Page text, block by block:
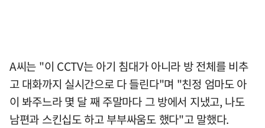
A씨는 "이 CCTV는 아기 침대가 아니라 방 전체를 비추
고 대화까지 실시간으로 다 들린다"며 "친정 엄마도 아
이 봐주느라 몇 달 째 주말마다 그 방에서 지냈고, 나도
남편과 스킨십도 하고 부부싸움도 했다"고 말했다.